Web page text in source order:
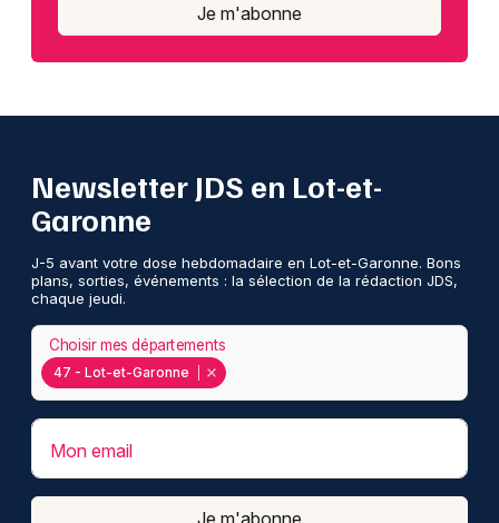
Je m'abonne
Newsletter JDS en Lot-et-
Garonne
J-5 avant votre dose hebdomadaire en Lot-et-Garonne. Bons
plans, sorties, événements : la sélection de la rédaction JDS,
chaque jeudi.
47 - Lot-et-Garonne
Choisir mes départements
Mon email